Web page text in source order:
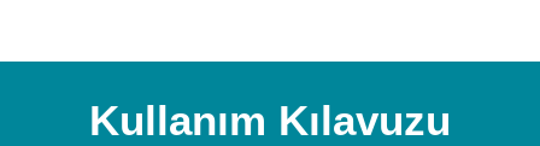
Kullanım Kılavuzu